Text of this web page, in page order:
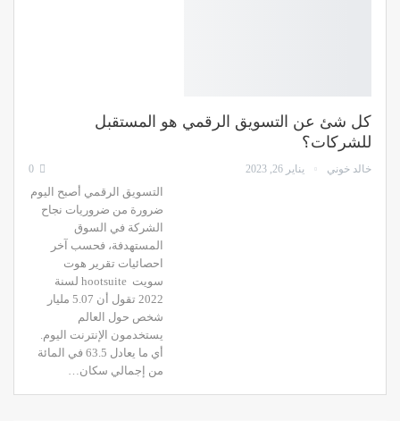
كل شئ عن التسويق الرقمي هو المستقبل
للشركات؟
خالد خوني يناير 26, 2023
التسويق الرقمي أصبح اليوم
ضرورة من ضروريات نجاح
الشركة في السوق
المستهدفة، فحسب آخر
احصائيات تقرير هوت
سويت hootsuite لسنة
2022 تقول أن 5.07 مليار
شخص حول العالم
يستخدمون الإنترنت اليوم.
أي ما يعادل 63.5 في المائة
من إجمالي سكان…